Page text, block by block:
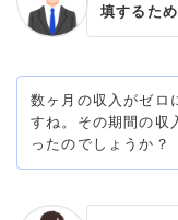
填するた
数ヶ月の収入がゼロ
すね。その期間の収
ったのでしょうか？